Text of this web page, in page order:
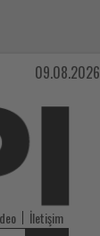
09.08.2026
İletişim